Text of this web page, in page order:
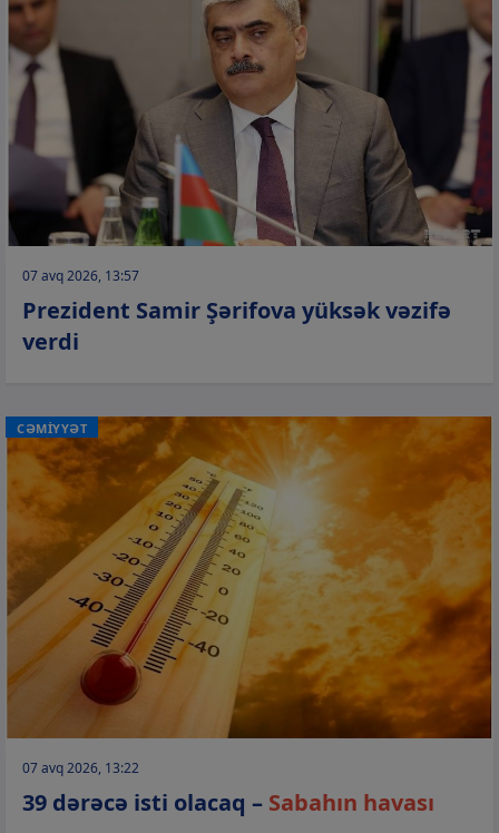
07 avq 2026, 13:57
Prezident Samir Şərifova yüksək vəzifə
verdi
CƏMİYYƏT
07 avq 2026, 13:22
39 dərəcə isti olacaq – Sabahın havası